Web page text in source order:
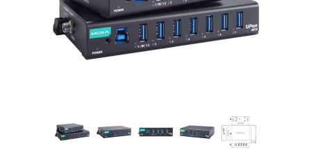
Energiemessung
Energieverteilung
IP, WLAN & GSM Sensorik
IoT - Internet of Things
IPC, Industrielle Netzwerktechnik & WLAN
IT Netzwerktechnik / Kommunikation
Comet System
CompleTech
Contemporary Controls